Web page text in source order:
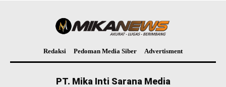
Redaksi Pedoman Media Siber Advertisment
PT. Mika Inti Sarana Media